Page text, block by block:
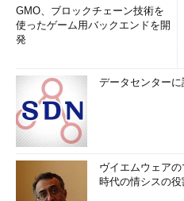
}
////////////////////////////////////////
param definedRoleId string //
param roleAssignDesc
文
param
所属するリソースグループ名
GMO、ブロックチェーン技術を
使ったゲーム用バックエンドを開
発
データセンターに
ヴイエムウェア
時代の情シスの